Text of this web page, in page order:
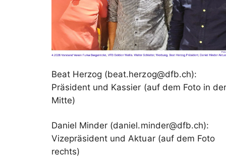
Beat Herzog (beat.herzog@dfb.ch):
Präsident und Kassier (auf dem Foto in
Mitte)
Daniel Minder (daniel.minder@dfb.ch):
Vizepräsident und Aktuar (auf dem Foto
rechts)